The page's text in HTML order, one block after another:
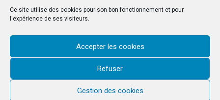
Ce site utilise des cookies pour son bon fonctionnement et pour
l'expérience de ses visiteurs.
Accepter les cookies
Refuser
Gestion des cookies
Galilée, ou les mages vous voir comme « un ami
parle à un ami ».
& copy;2026 Saint-Louis d'Antin. Tous droits réservés © 2023 Saint-Louis
d'Antin